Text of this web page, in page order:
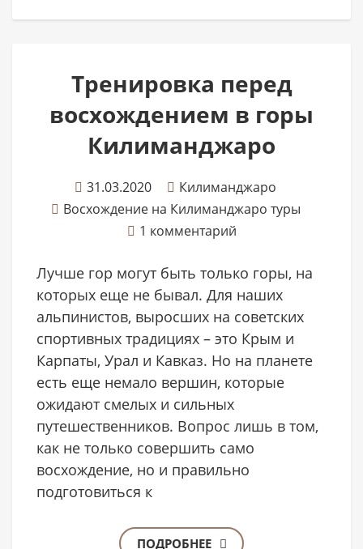
Тренировка перед
восхождением в горы
Килиманджаро
31.03.2020
Килиманджаро
Восхождение на Килиманджаро туры
1 комментарий
Лучше гор могут быть только горы, на
которых еще не бывал. Для наших
альпинистов, выросших на советских
спортивных традициях – это Крым и
Карпаты, Урал и Кавказ. Но на планете
есть еще немало вершин, которые
ожидают смелых и сильных
путешественников. Вопрос лишь в том,
как не только совершить само
восхождение, но и правильно
подготовиться к
ПОДРОБНЕЕ